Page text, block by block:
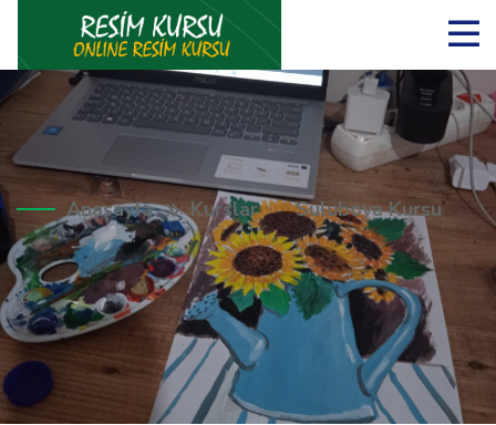
Anasayfa Kurslar Suluboya Kursu